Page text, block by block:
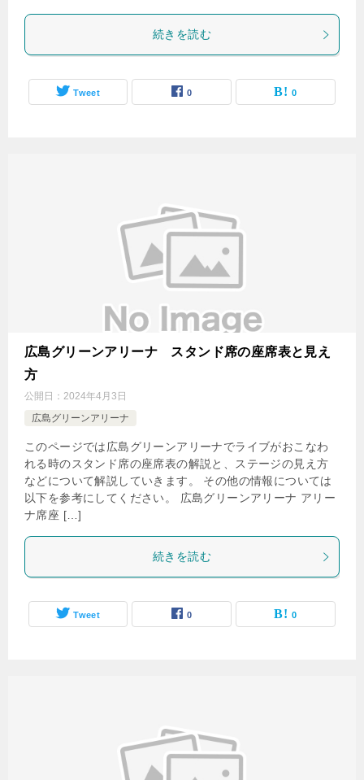
続きを読む
Tweet 0 0
広島グリーンアリーナ スタンド席の座席表と見え
方
公開日： 2024年4月3日
広島グリーンアリーナ
このページでは広島グリーンアリーナでライブがおこなわ
れる時のスタンド席の座席表の解説と、ステージの見え方
などについて解説していきます。 その他の情報については
以下を参考にしてください。 広島グリーンアリーナ アリー
ナ席座 […]
続きを読む
Tweet 0 0